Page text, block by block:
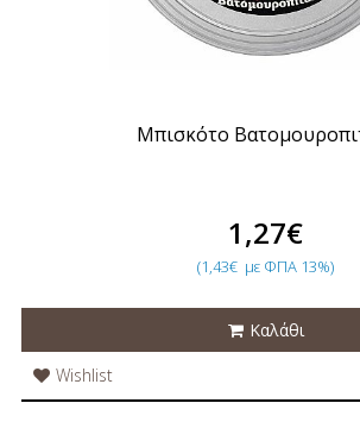
Μπισκότο
1,27€
(1,43€ με ΦΠΑ 13%)
Καλάθι
Wishlist